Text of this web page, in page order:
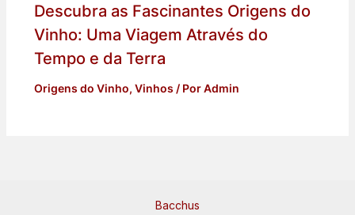
Descubra as Fascinantes Origens do
Vinho: Uma Viagem Através do
Tempo e da Terra
Origens do Vinho, Vinhos / PorAdmin
Bacchus